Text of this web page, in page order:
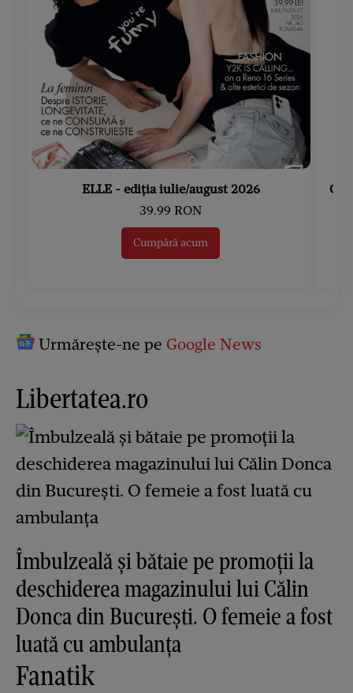
ELLE - ediția iulie/august 2026
39.99 RON
Cumpără acum
Urmărește-ne pe Google News
Libertatea.ro
Îmbulzeală și bătaie pe promoții la
deschiderea magazinului lui Călin
Donca din București. O femeie a fost
luată cu ambulanța
Fanatik